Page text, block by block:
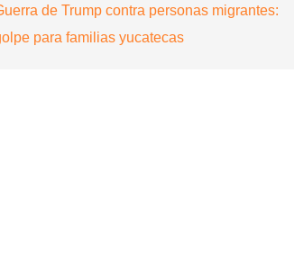
de Trump contra personas migrantes:
para familias yucatecas